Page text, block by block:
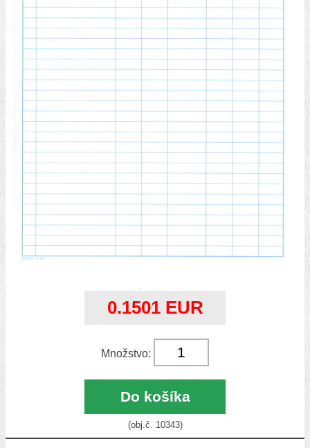
0.1501 EUR
Množstvo:
Do košíka
(obj.č. 10343)